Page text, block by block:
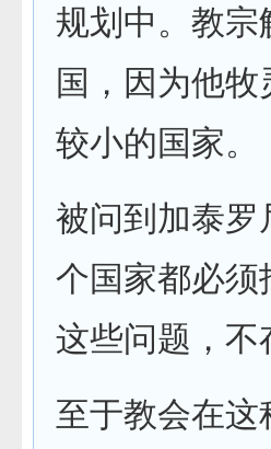
规划中。教宗
国，因为他
较小的国家。
被问到加泰罗
个国家都必须
这些问题，不
至于教会在